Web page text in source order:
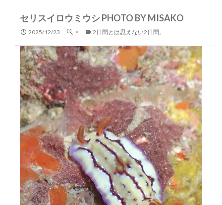
セリスイロウミウシ PHOTO BY MISAKO
2025/12/23 × 2日間とは思えない2日間。